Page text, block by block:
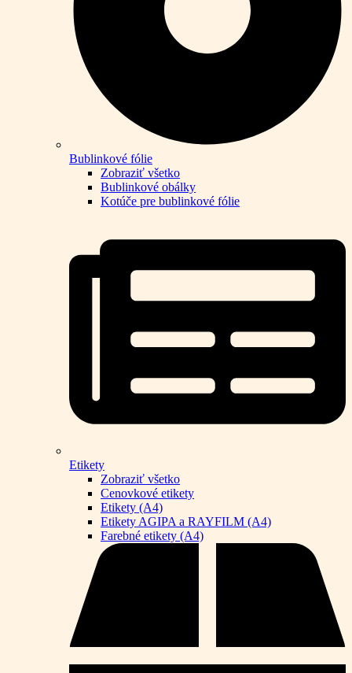
Bublinkové fólie
Zobraziť všetko
Bublinkové obálky
Kotúče pre bublinkové fólie
Etikety
Zobraziť všetko
Cenovkové etikety
Etikety (A4)
Etikety AGIPA a RAYFILM (A4)
Farebné etikety (A4)